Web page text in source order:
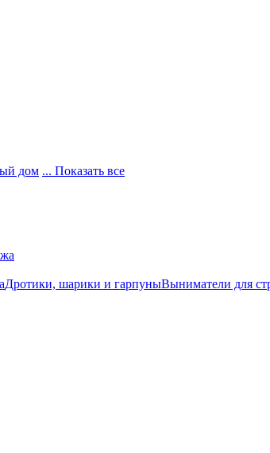
дом ... Показать все
Дротики, шарики и гарпуныВыниматели для